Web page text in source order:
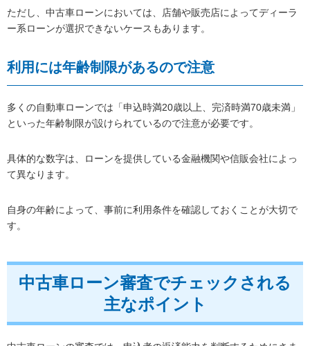
ただし、中古車ローンにおいては、店舗や販売店によってディーラ
ー系ローンが選択できないケースもあります。
利用には年齢制限があるので注意
多くの自動車ローンでは「申込時満20歳以上、完済時満70歳未満」
といった年齢制限が設けられているので注意が必要です。
具体的な数字は、ローンを提供している金融機関や信販会社によっ
て異なります。
自身の年齢によって、事前に利用条件を確認しておくことが大切で
す。
中古車ローン審査でチェックされる
主なポイント